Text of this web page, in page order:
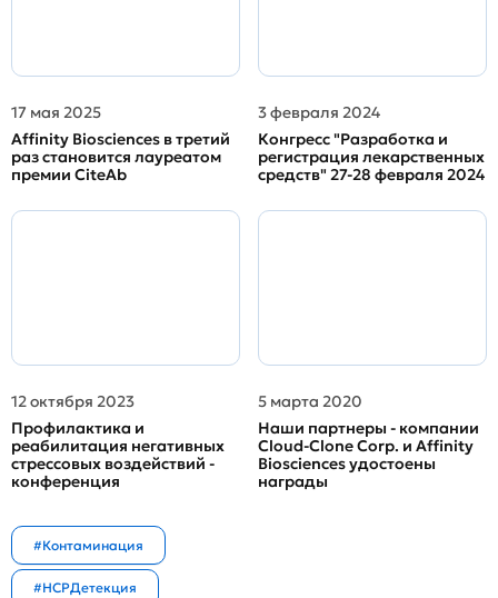
17 мая 2025
Affinity Biosciences в третий
раз становится лауреатом
премии CiteAb
3 февраля 2024
Конгресс "Разработка и
регистрация лекарственных
средств" 27-28 февраля 2024
12 октября 2023
Профилактика и
реабилитация негативных
стрессовых воздействий -
конференция
5 марта 2020
Наши партнеры - компании
Cloud-Clone Corp. и Affinity
Biosciences удостоены
награды
#Контаминация
#HCPДетекция